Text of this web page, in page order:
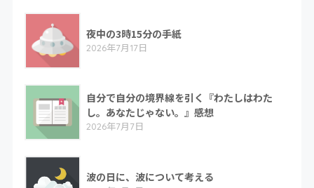
夜中の3時15分の手紙
2026年7月17日
自分で自分の境界線を引く『わたしはわた
し。あなたじゃない。』感想
2026年7月7日
波の日に、波について考える